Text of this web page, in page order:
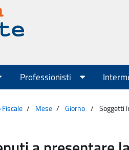
Professionisti
Mese Giorno Soggetti